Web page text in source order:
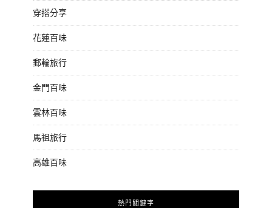
穿搭分享
花蓮百味
郵輪旅行
金門百味
雲林百味
馬祖旅行
高雄百味
熱門關鍵字